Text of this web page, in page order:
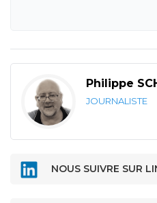
Philippe
JOURNALISTE
NOUS SUIVRE SUR